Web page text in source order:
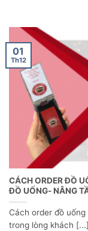
CÁCH ORDER ĐỒ
ĐỒ UỐNG- NÂNG
Cách order đồ
trong lòng khách [...]
01
Th12